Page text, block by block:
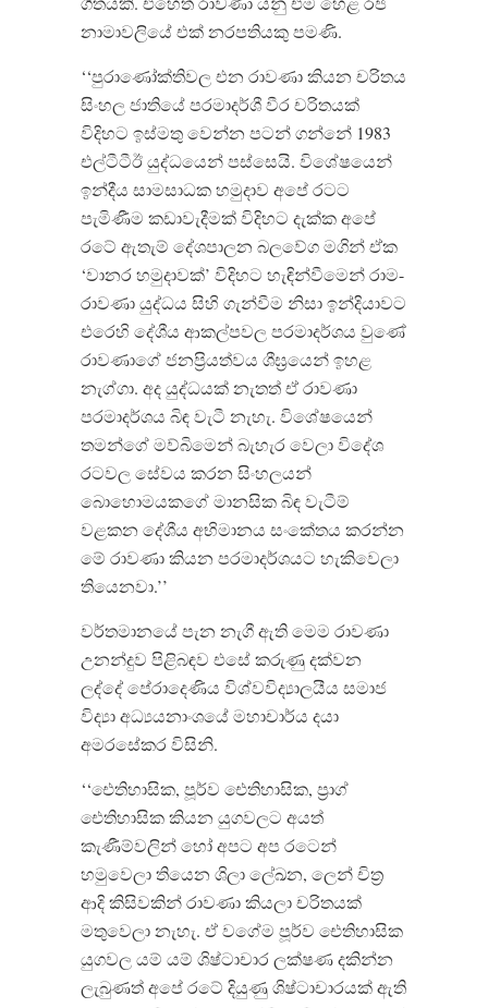
නාමාවලියේ එක් නරපතියකු පමණි.
‘‘පුරාණෝක්තිවල එන රාවණා කියන චරිතය
සිංහල ජාතියේ පරමාදර්ශී වීර චරිතයක්
විදිහට ඉස්මතු වෙන්න පටන් ගන්නේ 1983
එල්ටීටීඊ යුද්ධයෙන් පස්සෙයි. විශේෂයෙන්
ඉන්දීය සාමසාධක හමුදාව අපේ රටට
පැමිණීම කඩාවැදීමක් විදිහට දැක්ක අපේ
රටේ ඇතැම් දේශපාලන බලවේග මගින් ඒක
‘වානර හමුදාවක්’ විදිහට හැඳින්වීමෙන් රාම-
රාවණා යුද්ධය සිහි ගැන්වීම නිසා ඉන්දියාවට
එරෙහි දේශීය ආකල්පවල පරමාදර්ශය වුණේ
රාවණාගේ ජනප්‍රියත්වය ශීඝ්‍රයෙන් ඉහළ
නැග්ගා. අද යුද්ධයක් නැතත් ඒ රාවණා
පරමාදර්ශය බිඳ වැටී නැහැ. විශේෂයෙන්
තමන්ගේ මව්බිමෙන් බැහැර වෙලා විදේශ
රටවල සේවය කරන සිංහලයන්
බොහොමයකගේ මානසික බිඳ වැටීම්
වළකන දේශීය අභිමානය සංකේතය කරන්න
මේ රාවණා කියන පරමාදර්ශයට හැකිවෙලා
තියෙනවා.’’
වර්තමානයේ පැන නැගී ඇති මෙම රාවණා
උනන්දුව පිළිබඳව එසේ කරුණු දක්වන
ලද්දේ පේරාදෙණිය විශ්වවිද්‍යාලයීය සමාජ
විද්‍යා අධ්‍යයනාංශයේ මහාචාර්ය දයා
අමරසේකර විසිනි.
‘‘ඓතිහාසික, පූර්ව ඓතිහාසික, ප්‍රාග්
ඓතිහාසික කියන යුගවලට අයත්
කැණීම්වලින් හෝ අපට අප රටෙන්
හමුවෙලා තියෙන ශිලා ලේඛන, ලෙන් චිත්‍ර
ආදි කිසිවකින් රාවණා කියලා චරිතයක්
මතුවෙලා නැහැ. ඒ වගේම පූර්ව ඓතිහාසික
යුගවල යම් යම් ශිෂ්ටාචාර ලක්ෂණ දකින්න
ලැබුණත් අපේ රටේ දියුණු ශිෂ්ටාචාරයක් ඇති